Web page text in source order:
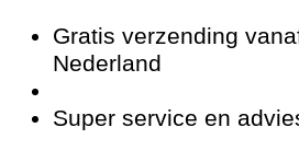
Ga
naar
inhoud
Gratis verzending
Nederland
Super service en